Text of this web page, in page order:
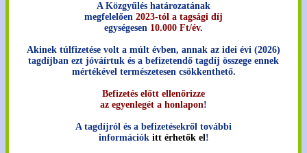
A Közgyűlés határozatának
megfelelően 2023-tól a tagsági díj
egységesen 10.000 Ft/év.
Akinek túlfizetése volt a múlt évben, annak az idei évi (2026)
tagdíjban ezt jóváírtuk és a befizetendő tagdíj összege ennek
mértékével természetesen csökkenthető.
Befizetés előtt ellenőrizze
az egyenlegét a honlapon!
A tagdíjról és a befizetésekről további
információk itt érhetők el!